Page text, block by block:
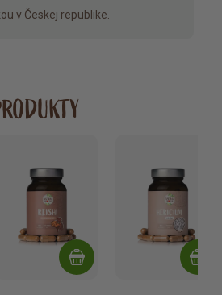
v Českej republike.